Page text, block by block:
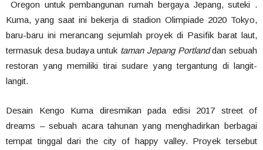
Oregon untuk pembangunan rumah bergaya Jepang, suteki .
Kuma, yang saat ini bekerja di stadion Olimpiade 2020 Tokyo,
baru-baru ini merancang sejumlah proyek di Pasifik barat laut,
termasuk desa budaya untuk taman Jepang Portlanddan sebuah
restoran yang memiliki tirai sudare yang tergantung di langit-
langit.
Desain Kengo Kuma diresmikan pada edisi 2017 street of
dreams – sebuah acara tahunan yang menghadirkan berbagai
tempat tinggal dari the city of happy valley. Proyek tersebut